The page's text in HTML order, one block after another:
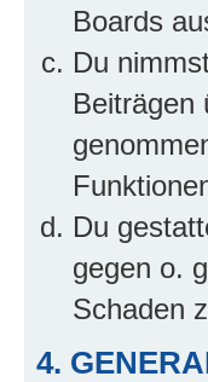
Boards
Du
Beiträgen
Du
gegen o.
Schaden
4.